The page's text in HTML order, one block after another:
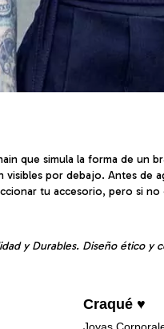
que simula la forma de un
visibles por debajo. Antes
tu accesorio, pero si
y Durables. Diseño ético y
Craqué ♥
Joyas